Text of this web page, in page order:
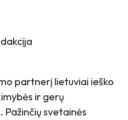
partnerį lietuviai ieško
ir gerų
Pažinčių svetainės